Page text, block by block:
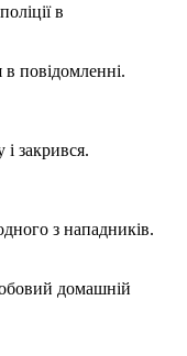
в
повідомленні.
закрився.
з нападників.
домашній